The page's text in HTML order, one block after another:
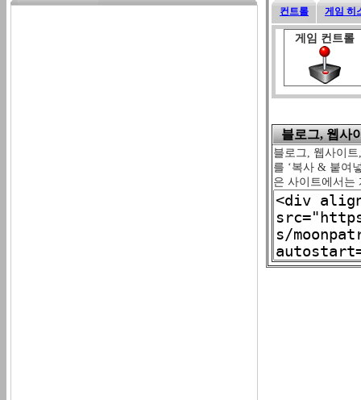
컨트롤 게임 히
게임 컨트롤
블로그, 웹사
블로그, 웹사이
를 ‘복사 & 붙여
은 사이트에서는